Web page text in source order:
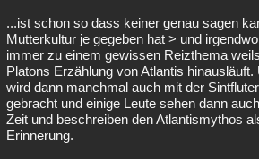
...ist schon so dass keiner genau sagen
Mutterkultur je gegeben hat > und
immer zu einem gewissen Reizthema
Platons Erzählung von Atlantis
wird dann manchmal auch mit der
gebracht und einige Leute sehen dann
Zeit und beschreiben den Atlantismythos
Erinnerung.